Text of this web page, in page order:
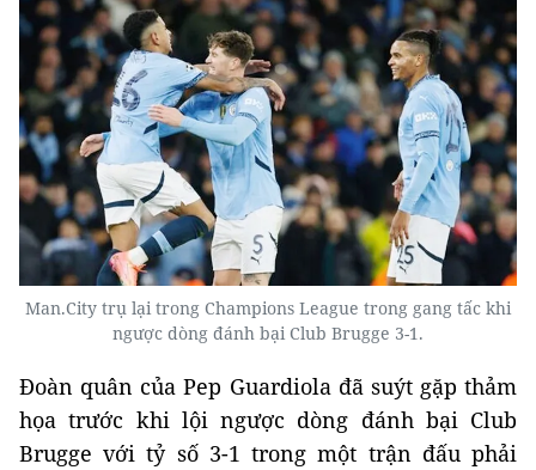
Man.City trụ lại trong Champions League trong gang tấc khi
ngược dòng đánh bại Club Brugge 3-1.
Đoàn quân của Pep Guardiola đã suýt gặp thảm
họa trước khi lội ngược dòng đánh bại Club
Brugge với tỷ số 3-1 trong một trận đấu phải